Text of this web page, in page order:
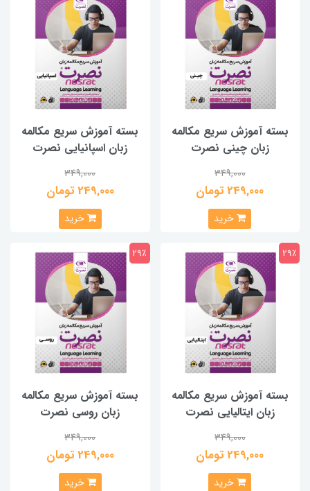
بسته آموزش سریع مکالمه
زبان چینی نصرت
349,000
249,000 تومان
خرید
بسته آموزش سریع مکالمه
زبان اسپانیایی نصرت
349,000
249,000 تومان
خرید
بسته آموزش سریع مکالمه
زبان ایتالیایی نصرت
349,000
249,000 تومان
29٪
خرید
بسته آموزش سریع مکالمه
زبان روسی نصرت
349,000
249,000 تومان
29٪
خرید